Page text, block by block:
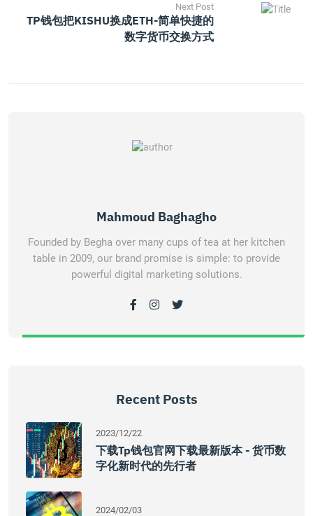
Next Post
TP钱包把KISHU换成ETH-简单快捷的
数字货币交换方式
Mahmoud Baghagho
Founded by Begha over many cups of tea at her kitchen
table in 2009, our brand promise is simple: to provide
powerful digital marketing solutions.
Recent Posts
2023/12/22
下载tp钱包官网下载最新版本 - 货币数
字化新时代的先行者
2024/02/03